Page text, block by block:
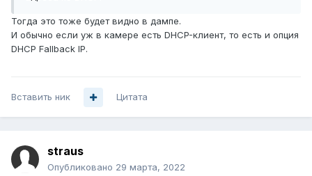
Тогда это тоже будет видно в дампе.
И обычно если уж в камере есть DHCP-клиент, то есть и опция
DHCP Fallback IP.
Вставить ник Цитата
straus
Опубликовано 29 марта, 2022